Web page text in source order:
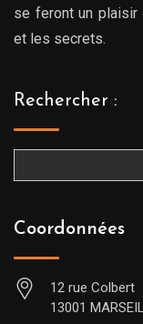
se feront un plaisir
et les secrets.
Rechercher :
Coordonnées
12 rue Colbert
13001